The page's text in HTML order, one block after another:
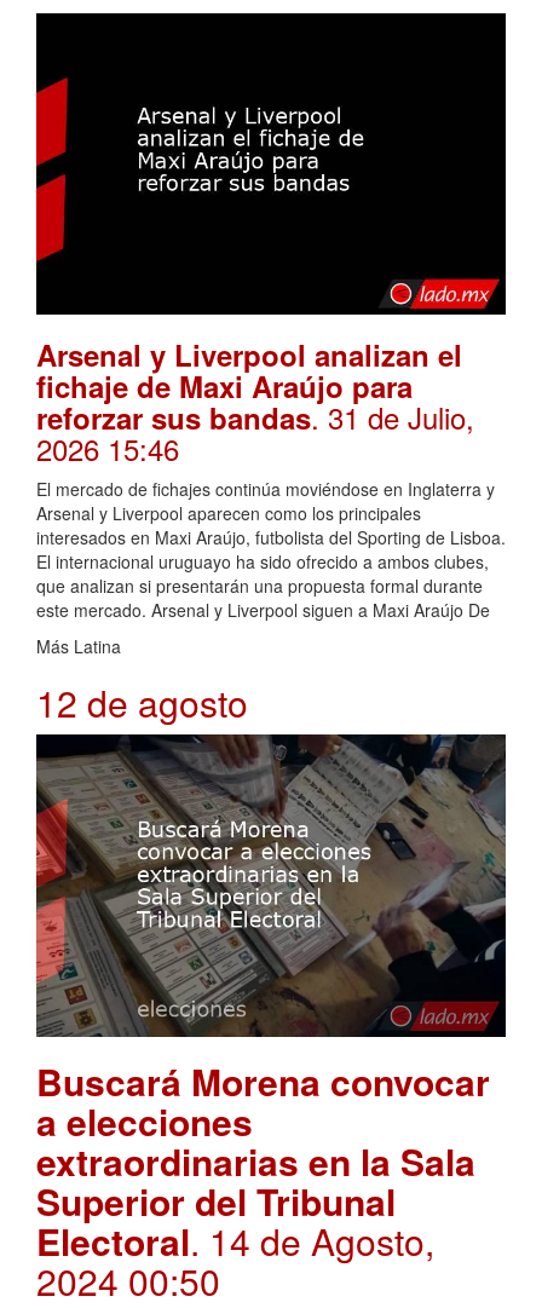
Arsenal y Liverpool analizan el
fichaje de Maxi Araújo para
reforzar sus bandas. 31 de Julio,
2026 15:46
El mercado de fichajes continúa moviéndose en Inglaterra y
Arsenal y Liverpool aparecen como los principales
interesados en Maxi Araújo, futbolista del Sporting de Lisboa.
El internacional uruguayo ha sido ofrecido a ambos clubes,
que analizan si presentarán una propuesta formal durante
este mercado. Arsenal y Liverpool siguen a Maxi Araújo De
Más Latina
12 de agosto
Buscará Morena convocar
a elecciones
extraordinarias en la Sala
Superior del Tribunal
Electoral. 14 de Agosto,
2024 00:50